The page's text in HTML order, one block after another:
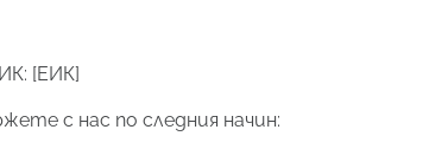
[ЕИК]
с нас по следния начин: